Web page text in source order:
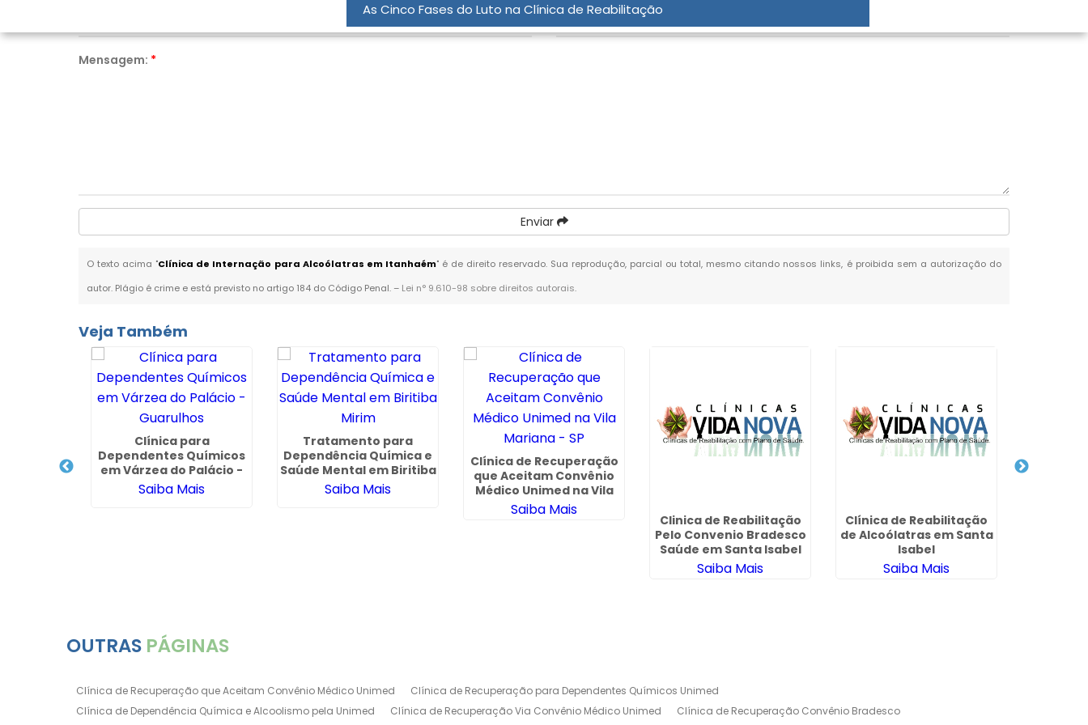
As Cinco Fases do Luto na Clínica de Reabilitação
Mensagem: *
Enviar
O texto acima "Clínica de Internação para Alcoólatras em Itanhaém" é de direito reservado. Sua reprodução, parcial ou total, mesmo citando nossos links, é proibida sem a autorização do
autor. Plágio é crime e está previsto no artigo 184 do Código Penal. – Lei n° 9.610-98 sobre direitos autorais.
Veja Também
Clínica para
Dependentes Químicos
em Várzea do Palácio -
Guarulhos
Saiba Mais
Tratamento para
Dependência Química e
Saúde Mental em Biritiba
Mirim
Saiba Mais
Clínica de Recuperação
que Aceitam Convênio
Médico Unimed na Vila
Mariana - SP
Saiba Mais
Clinica de Reabilitação
Pelo Convenio Bradesco
Saúde em Santa Isabel
Saiba Mais
Clínica de Reabilitação
de Alcoólatras em Santa
Isabel
Saiba Mais
OUTRAS PÁGINAS
Clínica de Recuperação que Aceitam Convênio Médico Unimed
Clínica de Recuperação para Dependentes Químicos Unimed
Clínica de Dependência Química e Alcoolismo pela Unimed
Clínica de Recuperação Via Convênio Médico Unimed
Clínica de Recuperação Convênio Bradesco